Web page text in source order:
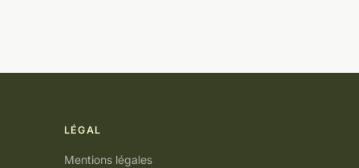
LÉGAL
Mentions légales